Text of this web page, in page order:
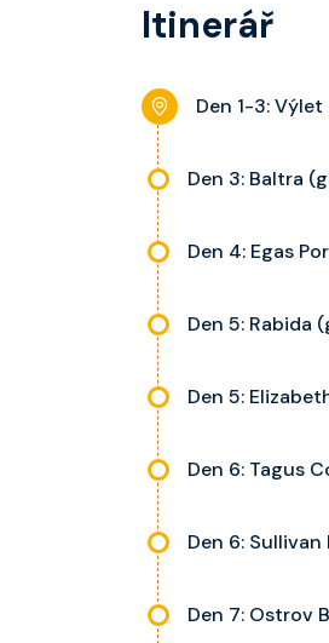
dle kategorie kajuty.
Itinerář
Den 1-3: Výlet
Den 3: Baltra
Den 4: Egas
Den 5: Rabida
Den 5:
Den 6: Tagus
Den 6:
Den 7: Ostrov